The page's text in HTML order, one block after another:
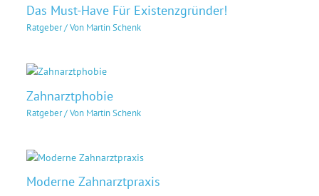
Das Must-Have Für Existenzgründer!
Ratgeber/ Von Martin Schenk
Zahnarztphobie
Ratgeber/ Von Martin Schenk
Moderne Zahnarztpraxis